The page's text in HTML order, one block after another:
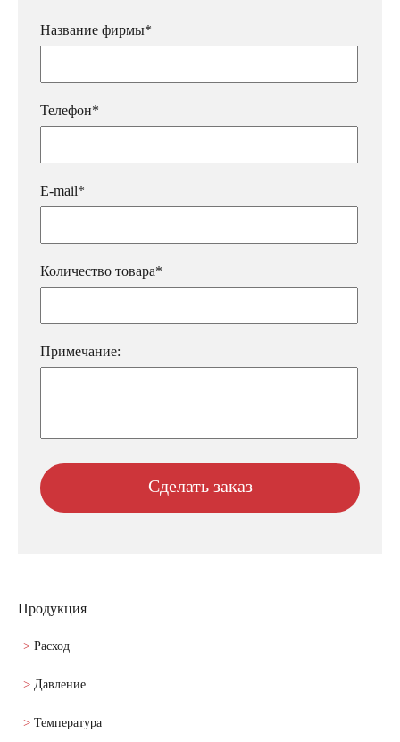
Продукция
Расход
Давление
Температура
Название фирмы*
Телефон*
E-mail*
Количество товара*
Примечание: